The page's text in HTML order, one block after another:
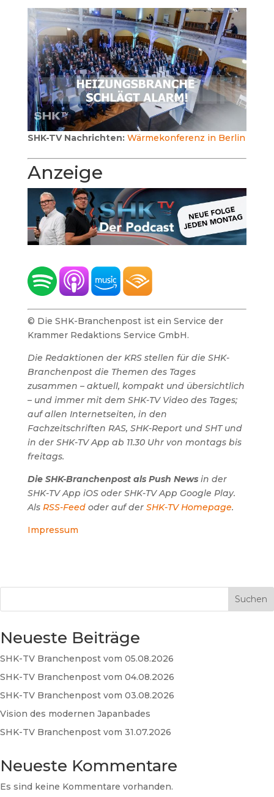
SHK-TV Nachrichten: Wärmekonferenz in Berlin
Anzeige
© Die SHK-Branchenpost ist ein Service der
Krammer Redaktions Service GmbH.
Die Redaktionen der KRS stellen für die SHK-
Branchenpost die Themen des Tages
zusammen – aktuell, kompakt und übersichtlich
– und immer mit dem SHK-TV Video des Tages;
auf allen Internetseiten, in den
Fachzeitschriften RAS, SHK-Report und SHT und
in der SHK-TV App ab 11.30 Uhr von montags bis
freitags.
Die SHK-Branchenpost als Push Newsin der
SHK-TV App iOS oder SHK-TV App Google Play.
Als RSS-Feedoder auf der SHK-TV Homepage.
Impressum
Suchen
Neueste Beiträge
SHK-TV Branchenpost vom 05.08.2026
SHK-TV Branchenpost vom 04.08.2026
SHK-TV Branchenpost vom 03.08.2026
Vision des modernen Japanbades
SHK-TV Branchenpost vom 31.07.2026
Neueste Kommentare
Es sind keine Kommentare vorhanden.